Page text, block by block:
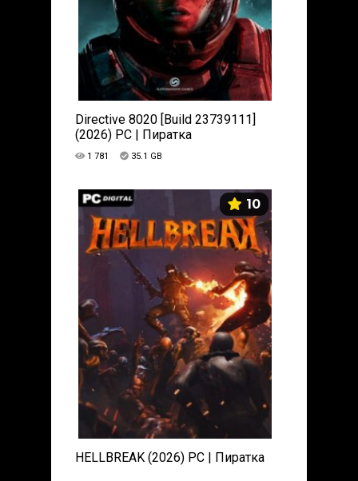
Directive 8020 [Build 23739111]
(2026) PC | Пиратка
1 781 35.1 GB
10
HELLBREAK (2026) PC | Пиратка